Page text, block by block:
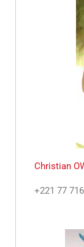
Christian
+221 77